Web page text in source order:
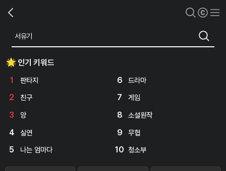
인기 키워드
1
판타지
2 친구
3 앙
4 실연
5 나는 엄마다
6 드라마
7 게임
8 소설원작
9 무협
10 청소부